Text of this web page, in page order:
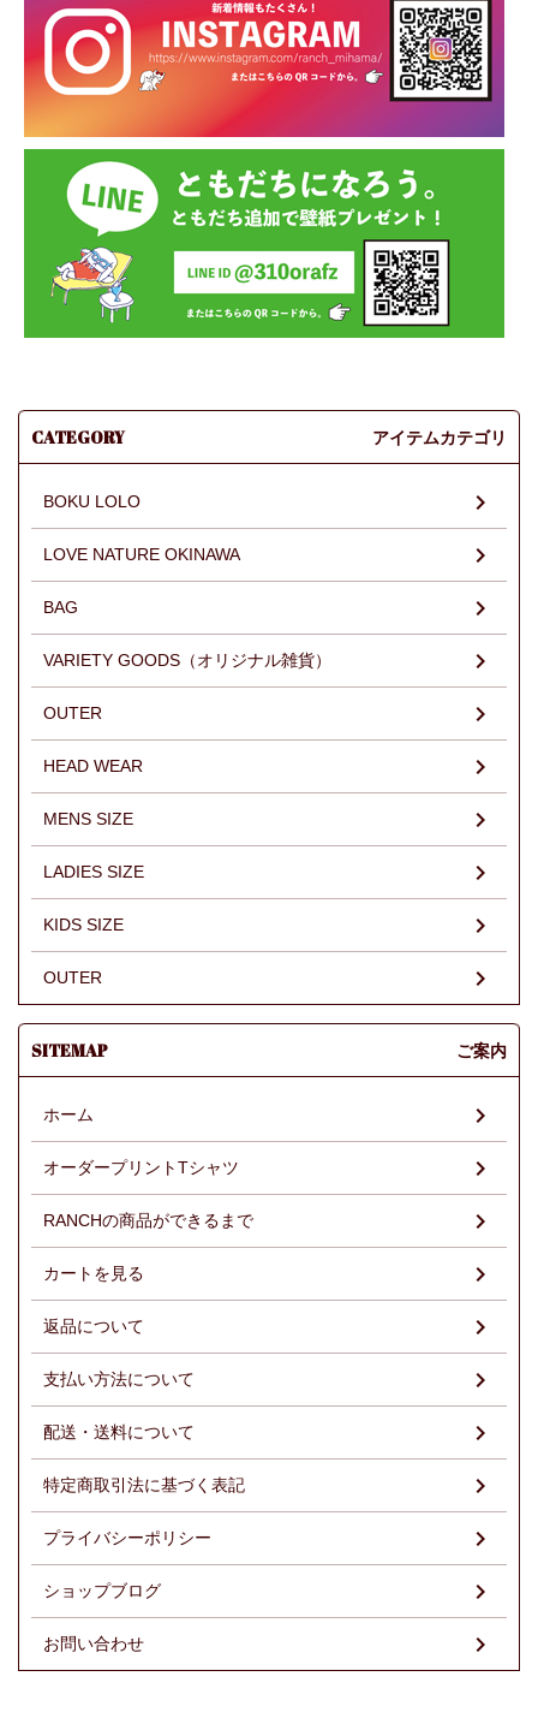
CATEGORY アイテムカテゴリ
BOKU LOLO
LOVE NATURE OKINAWA
BAG
VARIETY GOODS（オリジナル雑貨）
OUTER
HEAD WEAR
MENS SIZE
LADIES SIZE
KIDS SIZE
OUTER
SITEMAP ご案内
ホーム
オーダープリントTシャツ
RANCHの商品ができるまで
カートを見る
返品について
支払い方法について
配送・送料について
特定商取引法に基づく表記
プライバシーポリシー
ショップブログ
お問い合わせ